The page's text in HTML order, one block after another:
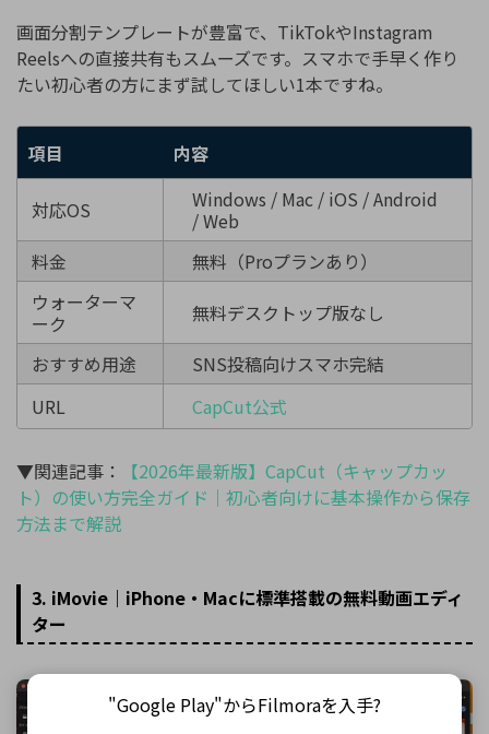
画面分割テンプレートが豊富で、TikTokやInstagram
Reelsへの直接共有もスムーズです。スマホで手早く作り
たい初心者の方にまず試してほしい1本ですね。
項目 内容
対応OS
Windows / Mac / iOS / Android
/ Web
料金
無料（Proプランあり）
ウォーターマ
ーク
無料デスクトップ版なし
おすすめ用途
SNS投稿向けスマホ完結
URL
CapCut公式
▼関連記事：
【2026年最新版】CapCut（キャップカッ
ト）の使い方完全ガイド｜初心者向けに基本操作から保存
方法まで解説
3. iMovie｜iPhone・Macに標準搭載の無料動画エディ
ター
"Google Play"からFilmoraを入手?